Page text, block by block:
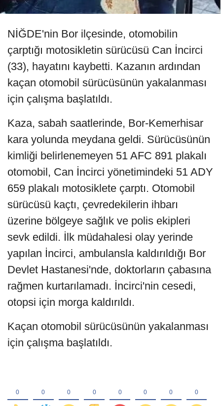
NİĞDE'nin Bor ilçesinde, otomobilin
çarptığı motosikletin sürücüsü Can İncirci
(33), hayatını kaybetti. Kazanın ardından
kaçan otomobil sürücüsünün yakalanması
için çalışma başlatıldı.
Kaza, sabah saatlerinde, Bor-Kemerhisar
kara yolunda meydana geldi. Sürücüsünün
kimliği belirlenemeyen 51 AFC 891 plakalı
otomobil, Can İncirci yönetimindeki 51 ADY
659 plakalı motosiklete çarptı. Otomobil
sürücüsü kaçtı, çevredekilerin ihbarı
üzerine bölgeye sağlık ve polis ekipleri
sevk edildi. İlk müdahalesi olay yerinde
yapılan İncirci, ambulansla kaldırıldığı Bor
Devlet Hastanesi'nde, doktorların çabasına
rağmen kurtarılamadı. İncirci'nin cesedi,
otopsi için morga kaldırıldı.
Kaçan otomobil sürücüsünün yakalanması
için çalışma başlatıldı.